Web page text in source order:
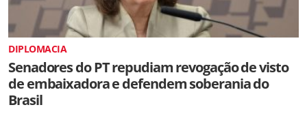
DIPLOMACIA
Senadores do PT repudiam revogação de visto
de embaixadora e defendem soberania do
Brasil